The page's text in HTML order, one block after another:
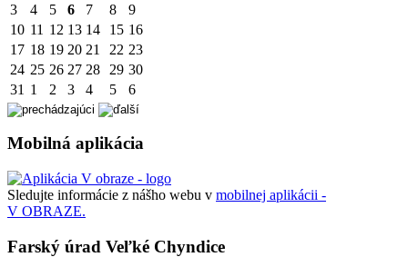
3
4 5 6 7 8
9
10 11 12 13 14 15 16
17 18 19 20 21 22 23
24 25 26 27 28 29 30
31 1 2 3 4 5 6
Mobilná aplikácia
Sledujte informácie z nášho webu v mobilnej aplikácii -
V OBRAZE.
Farský úrad Veľké Chyndice